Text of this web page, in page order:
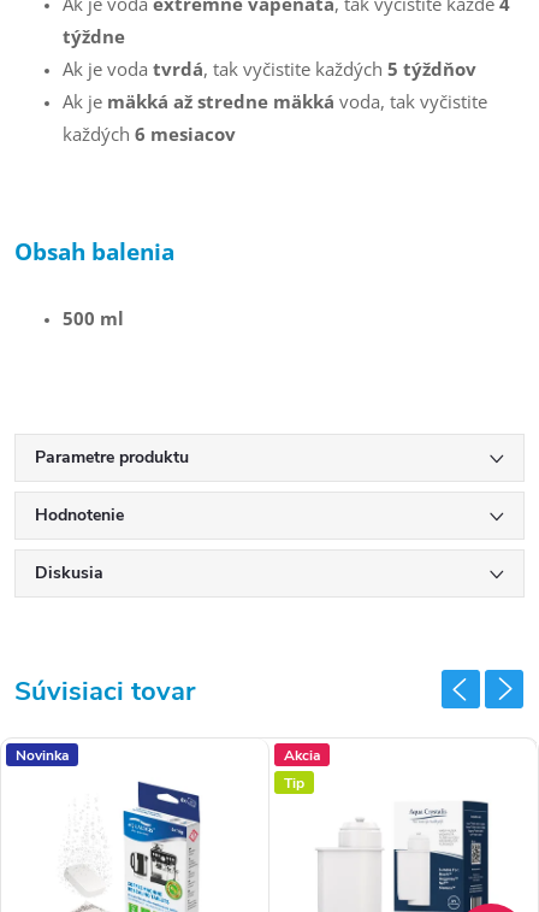
týždne
Ak je voda tvrdá, tak vyčistite každých 5 týždňov
Ak je mäkká až stredne mäkká voda, tak vyčistite
každých 6 mesiacov
Obsah balenia
500 ml
Parametre produktu
Hodnotenie
Diskusia
Súvisiaci tovar
Novinka
Akcia
Tip